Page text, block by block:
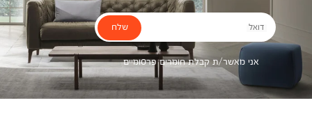
דואל
אני מאשר/ת קבלת חומרים פרסומיים
שלח